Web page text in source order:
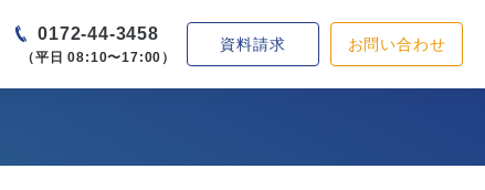
0172-44-3458
（平日 08:10〜17:00）
資料請求 お問い合わせ